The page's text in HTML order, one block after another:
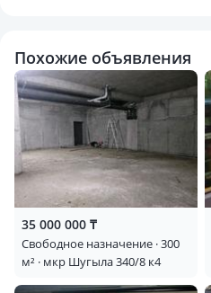
Похожие объявления
35 000 000 ₸
Свободное назначение · 300
м² · мкр Шугыла 340/8 к4